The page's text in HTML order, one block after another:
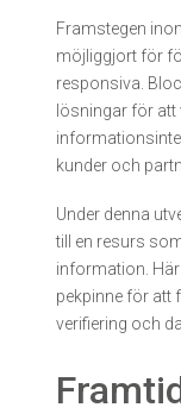
Framstegen
möjliggjort för
responsiva.
lösningar för
kunder och
Under denna
till en resurs
information.
pekpinne för att
verifiering och